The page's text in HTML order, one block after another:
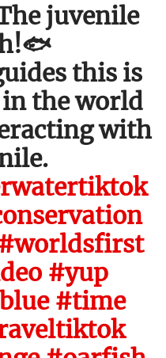
juvenile
this is
the world
with
#yup
#time